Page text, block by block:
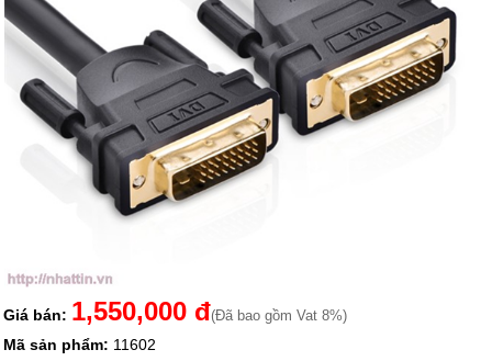
Giá bán: 1,550,000 đ(Đã bao gồm Vat 8%)
Mã sản phẩm: 11602